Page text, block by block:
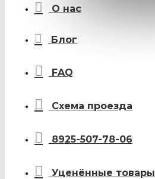
О нас
Блог
FAQ
Схема проезда
8925-507-78-06
Уценённые товары